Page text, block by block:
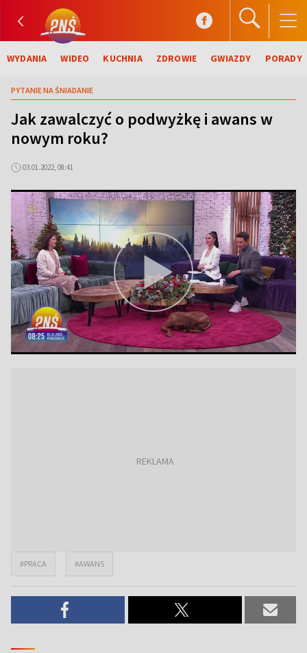
WYDANIA WIDEO KUCHNIA ZDROWIE GWIAZDY PORADY
PYTANIE NA ŚNIADANIE
Jak zawalczyć o podwyżkę i awans w
nowym roku?
03.01.2022, 08:41
#PRACA #AWANS